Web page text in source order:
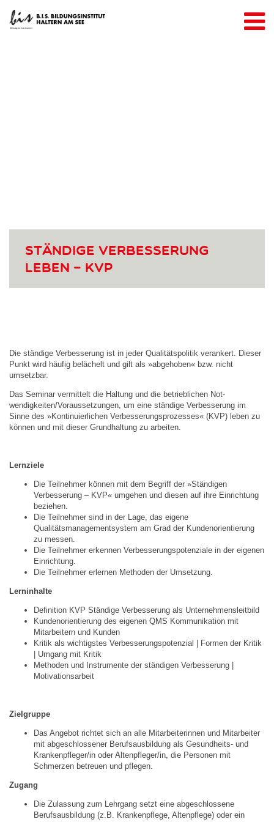
AGBs
Ständige Verbesserung
leben – KVP
Die ständige Verbesserung ist in jeder Qualitätspolitik verankert. Dieser
Punkt wird häufig belächelt und gilt als »abgehoben« bzw. nicht
umsetzbar.
Das Seminar vermittelt die Haltung und die betrieblichen Not-
wendigkeiten/Voraussetzungen, um eine ständige Verbesserung im
Sinne des »Kontinuierlichen Verbesserungsprozesses« (KVP) leben zu
können und mit dieser Grundhaltung zu arbeiten.
Lernziele
Die Teilnehmer können mit dem Begriff der »Ständigen
Verbesserung – KVP« umgehen und diesen auf ihre Einrichtung
beziehen.
Die Teilnehmer sind in der Lage, das eigene
Qualitätsmanagementsystem am Grad der Kundenorientierung
zu messen.
Die Teilnehmer erkennen Verbesserungspotenziale in der eigenen
Einrichtung.
Die Teilnehmer erlernen Methoden der Umsetzung.
Lerninhalte
Definition KVP Ständige Verbesserung als Unternehmensleitbild
Kundenorientierung des eigenen QMS Kommunikation mit
Mitarbeitern und Kunden
Kritik als wichtigstes Verbesserungspotenzial | Formen der Kritik
| Umgang mit Kritik
Methoden und Instrumente der ständigen Verbesserung |
Motivationsarbeit
Zielgruppe
Das Angebot richtet sich an alle Mitarbeiterinnen und Mitarbeiter
mit abgeschlossener Berufsausbildung als Gesundheits- und
Krankenpfleger/in oder Altenpfleger/in, die Personen mit
Schmerzen betreuen und pflegen.
Zugang
Die Zulassung zum Lehrgang setzt eine abgeschlossene
Berufsausbildung (z.B. Krankenpflege, Altenpflege) oder ein